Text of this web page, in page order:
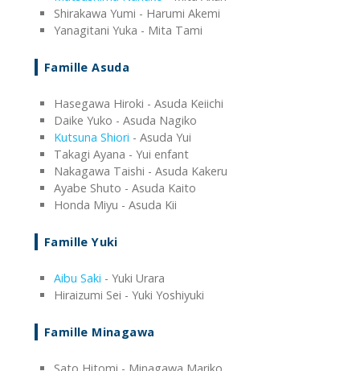
Shirakawa Yumi - Harumi Akemi
Yanagitani Yuka - Mita Tami
Famille Asuda
Hasegawa Hiroki - Asuda Keiichi
Daike Yuko - Asuda Nagiko
Kutsuna Shiori - Asuda Yui
Takagi Ayana - Yui enfant
Nakagawa Taishi - Asuda Kakeru
Ayabe Shuto - Asuda Kaito
Honda Miyu - Asuda Kii
Famille Yuki
Aibu Saki - Yuki Urara
Hiraizumi Sei - Yuki Yoshiyuki
Famille Minagawa